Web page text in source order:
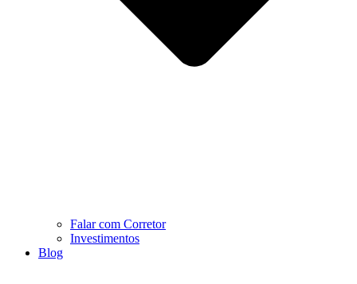
Falar com Corretor
Investimentos
Blog